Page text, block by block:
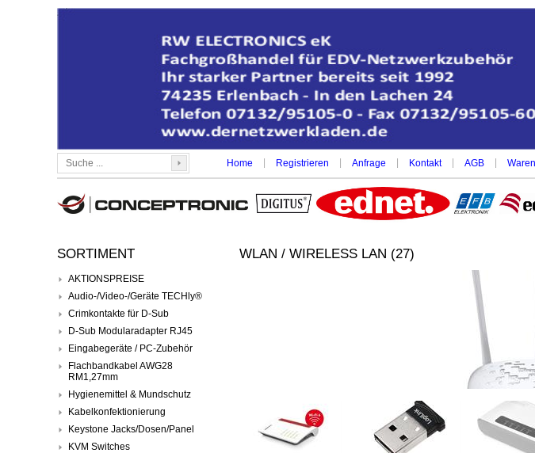
Home Registrieren Anfrage Kontakt AGB
SORTIMENT
AKTIONSPREISE
Audio-/Video-/Geräte TECHly®
Crimkontakte für D-Sub
D-Sub Modularadapter RJ45
Eingabegeräte / PC-Zubehör
Flachbandkabel AWG28
RM1,27mm
Hygienemittel & Mundschutz
Kabelkonfektionierung
Keystone Jacks/Dosen/Panel
KVM Switches
WLAN / WIRELESS LAN (27)